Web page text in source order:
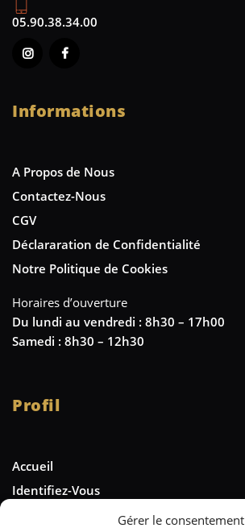
Gérer le consentement
05.90.38.34.00
Informations
A Propos de Nous
Contactez-Nous
CGV
Déclararation de Confidentialité
Notre Politique de Cookies
Horaires d’ouverture
Du lundi au vendredi : 8h30 – 17h00
Samedi : 8h30 – 12h30
Profil
Accueil
Identifiez-Vous